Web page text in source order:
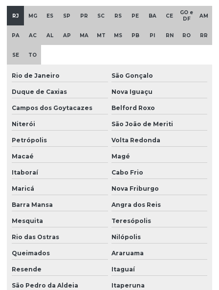
RJ MG ES SP PR SC RS PE BA CE
GO e
DF
AM
PA AC AL AP MA MT MS PB PI RN RO RR
SE TO
Rio de Janeiro São Gonçalo
Duque de Caxias Nova Iguaçu
Campos dos Goytacazes Belford Roxo
Niterói São João de Meriti
Petrópolis Volta Redonda
Macaé Magé
Itaboraí Cabo Frio
Maricá Nova Friburgo
Barra Mansa Angra dos Reis
Mesquita Teresópolis
Rio das Ostras Nilópolis
Queimados Araruama
Resende Itaguaí
São Pedro da Aldeia Itaperuna